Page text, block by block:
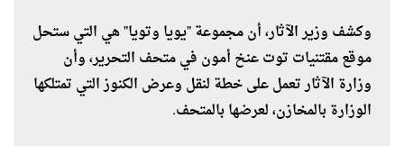
وكشف وزير الآثار، أن مجموعة "يويا وتويا" هي التي ستحل
موقع مقتنيات توت عنخ أمون في متحف التحرير، وأن
وزارة الآثار تعمل على خطة لنقل وعرض الكنوز التي تمتلكها
الوزارة بالمخازن، لعرضها بالمتحف.